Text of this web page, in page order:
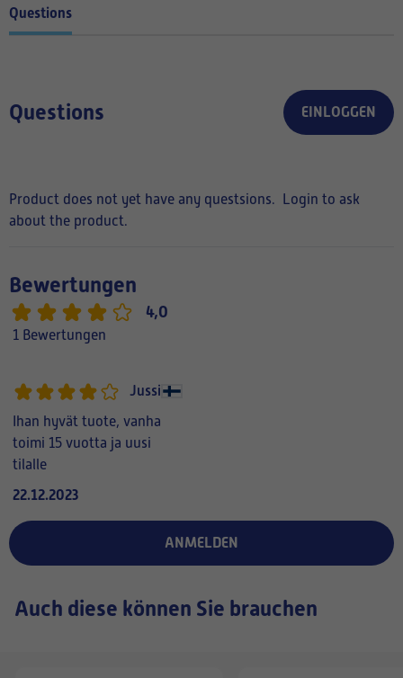
Questions
Questions EINLOGGEN
Product does not yet have any questsions.
Login to ask
about the product.
Bewertungen
4,0
1 Bewertungen
Jussi
Ihan hyvät tuote, vanha
toimi 15 vuotta ja uusi
tilalle
22.12.2023
ANMELDEN
Auch diese können Sie brauchen